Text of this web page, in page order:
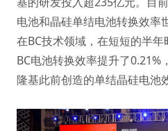
电池和晶硅单结电池转换效率
在BC技术领域，在短短的半
BC电池转换效率提升了0.21%
隆基此前创造的单结晶硅电池